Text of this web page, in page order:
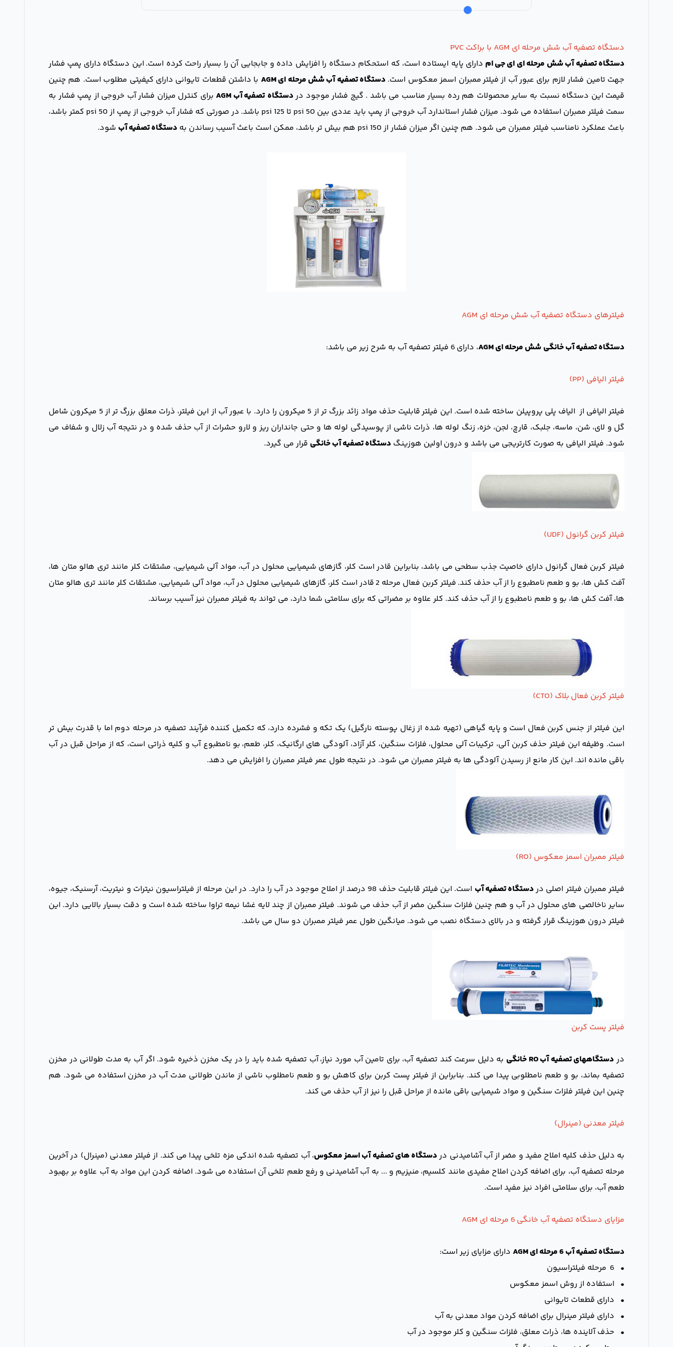
دستگاه تصفیه آب شش مرحله ای AGM با براکت PVC
دستگاه تصفیه آب شش مرحله ای ای جی ام دارای پایه ایستاده است، که استحکام دستگاه را افزایش داده و جابجایی آن را بسیار راحت کرده است. این دستگاه دارای پمپ فشار
جهت تامین فشار لازم برای عبور آب از فیلتر ممبران اسمز معکوس است. دستگاه تصفیه آب شش مرحله ای AGM
با داشتن قطعات تایوانی دارای کیفیتی مطلوب است. هم چنین
قیمت این دستگاه نسبت به سایر محصولات هم رده بسیار مناسب می باشد . گیج فشار موجود دردستگاه تصفیه آب AGM
برای کنترل میزان فشار آب خروجی از پمپ فشار به
سمت فیلتر ممبران استفاده می شود. میزان فشار استاندارد آب خروجی از پمپ باید عددی بین 50 psi تا 125 psi باشد. در صورتی که فشار آب خروجی از پمپ از 50 psi کمتر باشد،
باعث عملکرد نامناسب فیلتر ممبران می شود. هم چنین اگر میزان فشار از 150 psi هم بیش تر باشد، ممکن است باعث آسیب رساندن به
دستگاه تصفیه آب شود.
فیلترهای دستگاه تصفیه آب شش مرحله ای AGM
دستگاه تصفیه آب خانگی شش مرحله ای AGM ، دارای 6 فیلتر تصفیه آب به شرح زیر می باشد:
فیلتر الیافی (PP)
فیلتر الیافی از الیاف پلی پروپیلن ساخته شده است. این فیلتر قابلیت حذف مواد زائد بزرگ تر از 5 میکرون را دارد. با عبور آب از این فیلتر، ذرات معلق بزرگ تر از 5 میکرون شامل
گل و لای، شن، ماسه، جلبک، قارچ، لجن، خزه، زنگ لوله ها، ذرات ناشی از پوسیدگی لوله ها و حتی جانداران ریز و لارو حشرات از آب حذف شده و در نتیجه آب زلال و شفاف می
شود. فیلتر الیافی به صورت کارتریجی می باشد و درون اولین هوزینگ دستگاه تصفیه آب خانگی قرار می گیرد.
فیلتر کربن گرانول (UDF)
فیلتر کربن فعال گرانول دارای خاصیت جذب سطحی می باشد، بنابراین قادر است کلر، گازهای شیمیایی محلول در آب، مواد آلی شیمیایی، مشتقات کلر مانند تری هالو متان ها،
آفت کش ها، بو و طعم نامطبوع را از آب حذف کند. فیلتر کربن فعال مرحله 2 قادر است کلر، گازهای شیمیایی محلول در آب، مواد آلی شیمیایی، مشتقات کلر مانند تری هالو متان
ها، آفت کش ها، بو و طعم نامطبوع را از آب حذف کند. کلر علاوه بر مضراتی که برای سلامتی شما دارد، می تواند به فیلتر ممبران نیز آسیب برساند.
فیلتر کربن فعال بلاک (CTO)
این فیلتر از جنس کربن فعال است و پایه گیاهی (تهیه شده از زغال پوسته نارگیل) یک تکه و فشرده دارد، که تکمیل کننده فرآیند تصفیه در مرحله دوم اما با قدرت بیش تر
است. وظیفه این فیلتر حذف کربن آلی، ترکیبات آلی محلول، فلزات سنگین، کلر آزاد، آلودگی های ارگانیک، کلر، طعم، بو نامطبوع آب و کلیه ذراتی است، که از مراحل قبل در آب
باقی مانده اند. این کار مانع از رسیدن آلودگی ها به فیلتر ممبران می شود. در نتیجه طول عمر فیلتر ممبران را افزایش می دهد.
فیلتر ممبران اسمز معکوس (RO)
فیلتر ممبران فیلتر اصلی دردستگاه تصفیه آب
است. این فیلتر قابلیت حذف 98 درصد از املاح موجود در آب را دارد. در این مرحله از فیلتراسیون نیترات و نیتریت، آرسنیک، جیوه،
سایر ناخالصی های محلول در آب و هم چنین فلزات سنگین مضر از آب حذف می شوند. فیلتر ممبران از چند لایه غشا نیمه تراوا ساخته شده است و دقت بسیار بالایی دارد. این
فیلتر درون هوزینگ قرار گرفته و در بالای دستگاه نصب می شود. میانگین طول عمر فیلتر ممبران دو سال می باشد.
فیلتر پست کربن
در دستگاههای تصفیه آب RO خانگی
به دلیل سرعت کند تصفیه آب، برای تامین آب مورد نیاز، آب تصفیه شده باید را در یک مخزن ذخیره شود. اگر آب به مدت طولانی در مخزن
تصفیه بماند، بو و طعم نامطلوبی پیدا می کند. بنابراین از فیلتر پست کربن برای کاهش بو و طعم نامطلوب ناشی از ماندن طولانی مدت آب در مخزن استفاده می شود. هم
چنین این فیلتر فلزات سنگین و مواد شیمیایی باقی مانده از مراحل قبل را نیز از آب حذف می کند.
فیلتر معدنی (مینرال)
به دلیل حذف کلیه املاح مفید و مضر از آب آشامیدنی دردستگاه های تصفیه آب اسمز معکوس، آب تصفیه شده اندکی مزه تلخی پیدا می کند. از فیلتر معدنی (مینرال) در آخرین
مرحله تصفیه آب، برای اضافه کردن املاح مفیدی مانند کلسیم، منیزیم و ... به آب آشامیدنی و رفع طعم تلخی آن استفاده می شود. اضافه کردن این مواد به آب علاوه بر بهبود
طعم آب، برای سلامتی افراد نیز مفید است.
مزایای دستگاه تصفیه آب خانگی 6 مرحله ای AGM
دستگاه تصفیه آب 6 مرحله ای AGM
دارای مزایای زیر است:
• 6 مرحله فیلتراسیون
• استفاده از روش اسمز معکوس
• دارای قطعات تایوانی
• دارای فیلتر مینرال برای اضافه کردن مواد معدنی به آب
• حذف آلاینده ها، ذرات معلق، فلزات سنگین و کلر موجود در آب